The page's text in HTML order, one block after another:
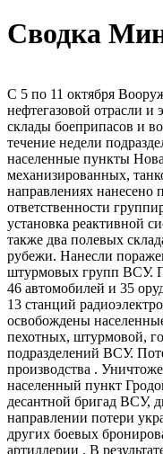
Сводка
С 5 по 11 октября
нефтегазовой отрасли
склады боеприпасов и
течение недели
населенные пункты
механизированных,
направлениях нанесено
ответственности
установка реактивной
также два полевых
рубежи. Нанесли
штурмовых групп ВСУ.
46 автомобилей и 35
13 станций
освобождены
пехотных, штурмовой,
подразделений ВСУ.
производства .
населенный пункт
десантной бригад ВСУ,
направлении потери
других боевых
артиллерии . В